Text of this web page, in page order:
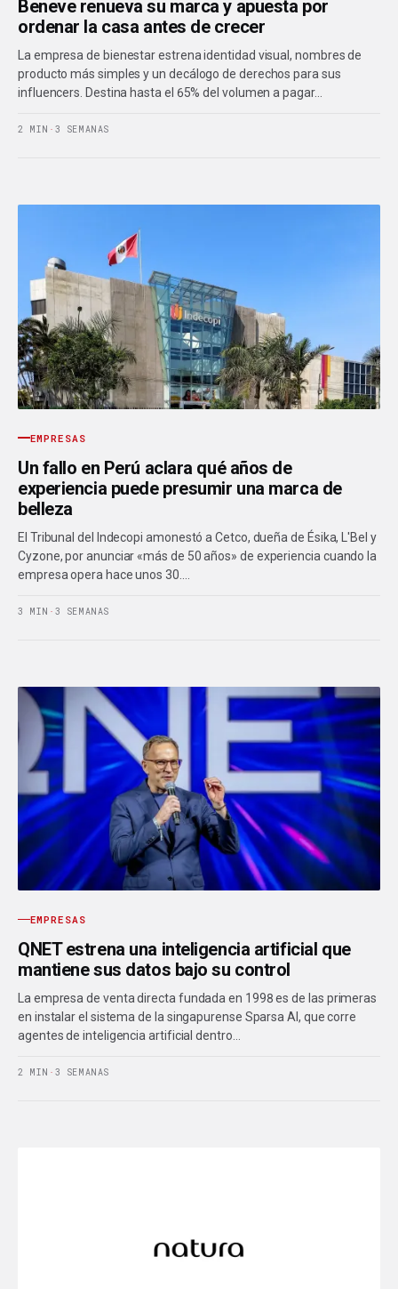
Beneve renueva su marca y apuesta por
ordenar la casa antes de crecer
La empresa de bienestar estrena identidad visual, nombres de
producto más simples y un decálogo de derechos para sus
influencers. Destina hasta el 65% del volumen a pagar…
2 MIN · 3 SEMANAS
EMPRESAS
Un fallo en Perú aclara qué años de
experiencia puede presumir una marca de
belleza
El Tribunal del Indecopi amonestó a Cetco, dueña de Ésika, L'Bel y
Cyzone, por anunciar «más de 50 años» de experiencia cuando la
empresa opera hace unos 30.…
3 MIN · 3 SEMANAS
EMPRESAS
QNET estrena una inteligencia artificial que
mantiene sus datos bajo su control
La empresa de venta directa fundada en 1998 es de las primeras
en instalar el sistema de la singapurense Sparsa AI, que corre
agentes de inteligencia artificial dentro…
2 MIN · 3 SEMANAS